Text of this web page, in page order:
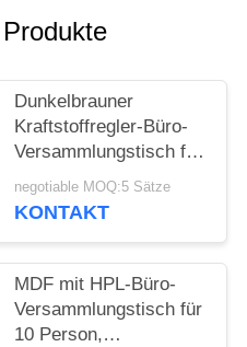
Dunkelbrauner
Kraftstoffregler-Büro-
Versammlungstisch für
Personen-Gebrauch
des Konferenzsaal-6
negotiable MOQ:5 Sätze
KONTAKT
MDF mit HPL-Büro-
Versammlungstisch für
10 Person,